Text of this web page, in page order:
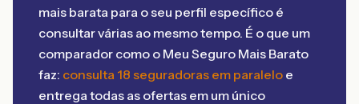
mais barata para o seu perfil específico é
consultar várias ao mesmo tempo. É o que um
comparador como o Meu Seguro Mais Barato
faz: consulta 18 seguradoras em paralelo e
entrega todas as ofertas em um único